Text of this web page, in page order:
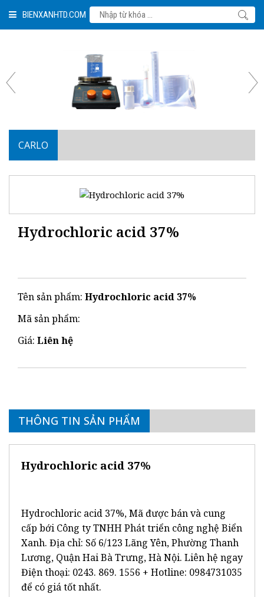
BIENXANHTD.COM
CARLO
Hydrochloric acid 37%
Tên sản phẩm: Hydrochloric acid 37%
Mã sản phẩm:
Giá: Liên hệ
THÔNG TIN SẢN PHẨM
Hydrochloric acid 37%
Hydrochloric acid 37%, Mã được bán và cung
cấp bới Công ty TNHH Phát triển công nghệ Biển
Xanh. Địa chỉ: Số 6/123 Lãng Yên, Phường Thanh
Lương, Quận Hai Bà Trưng, Hà Nội. Liên hệ ngay
Điện thoại: 0243. 869. 1556 + Hotline: 0984731035
để có giá tốt nhất.